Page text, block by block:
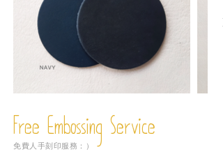
Free Embossing Service
免費人手刻印服務：）